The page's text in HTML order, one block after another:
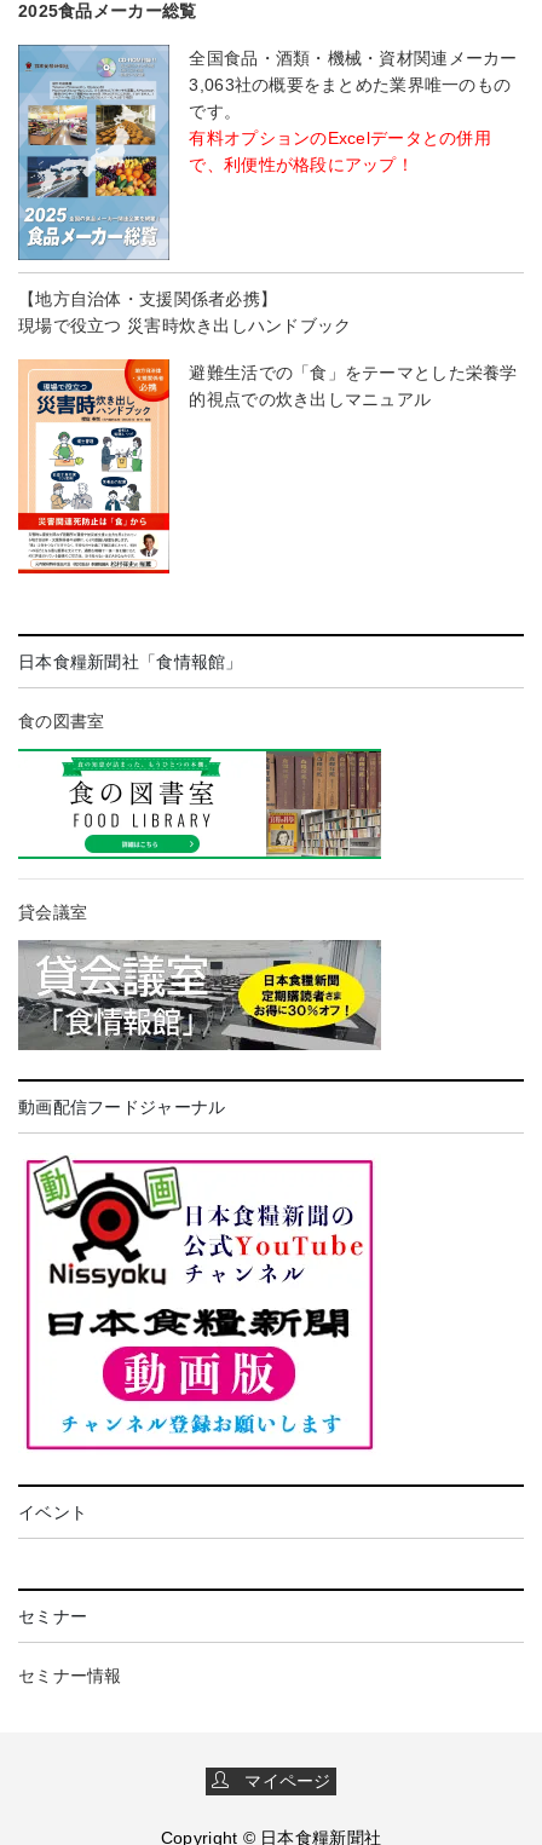
2025食品メーカー総覧
全国食品・酒類・機械・資材関連メーカー
3,063社の概要をまとめた業界唯一のもの
です。
有料オプションのExcelデータとの併用
で、利便性が格段にアップ！
【地方自治体・支援関係者必携】
現場で役立つ 災害時炊き出しハンドブック
避難生活での「食」をテーマとした栄養学
的視点での炊き出しマニュアル
日本食糧新聞社「食情報館」
食の図書室
貸会議室
動画配信フードジャーナル
イベント
セミナー
セミナー情報
マイページ
Copyright © 日本食糧新聞社